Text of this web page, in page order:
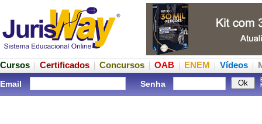
Cursos Certificados Concursos OAB ENEM Vídeos
Email Senha